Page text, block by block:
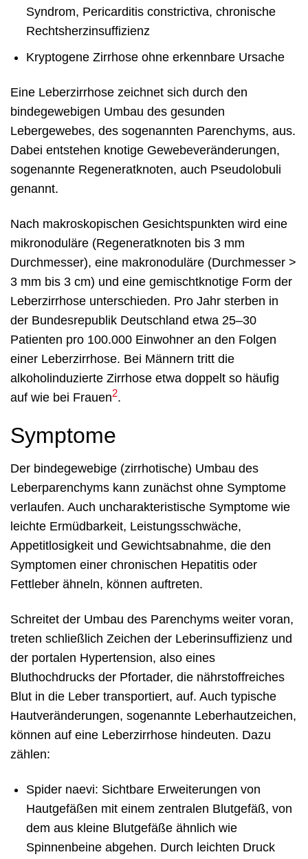
Syndrom, Pericarditis constrictiva, chronische
Rechtsherzinsuffizienz
Kryptogene Zirrhose ohne erkennbare Ursache
Eine Leberzirrhose zeichnet sich durch den
bindegewebigen Umbau des gesunden
Lebergewebes, des sogenannten Parenchyms, aus.
Dabei entstehen knotige Gewebeveränderungen,
sogenannte Regeneratknoten, auch Pseudolobuli
genannt.
Nach makroskopischen Gesichtspunkten wird eine
mikronoduläre (Regeneratknoten bis 3 mm
Durchmesser), eine makronoduläre (Durchmesser >
3 mm bis 3 cm) und eine gemischtknotige Form der
Leberzirrhose unterschieden. Pro Jahr sterben in
der Bundesrepublik Deutschland etwa 25–30
Patienten pro 100.000 Einwohner an den Folgen
einer Leberzirrhose. Bei Männern tritt die
alkoholinduzierte Zirrhose etwa doppelt so häufig
auf wie bei Frauen2.
Symptome
Der bindegewebige (zirrhotische) Umbau des
Leberparenchyms kann zunächst ohne Symptome
verlaufen. Auch uncharakteristische Symptome wie
leichte Ermüdbarkeit, Leistungsschwäche,
Appetitlosigkeit und Gewichtsabnahme, die den
Symptomen einer chronischen Hepatitis oder
Fettleber ähneln, können auftreten.
Schreitet der Umbau des Parenchyms weiter voran,
treten schließlich Zeichen der Leberinsuffizienz und
der portalen Hypertension, also eines
Bluthochdrucks der Pfortader, die nährstoffreiches
Blut in die Leber transportiert, auf. Auch typische
Hautveränderungen, sogenannte Leberhautzeichen,
können auf eine Leberzirrhose hindeuten. Dazu
zählen:
Spider naevi: Sichtbare Erweiterungen von
Hautgefäßen mit einem zentralen Blutgefäß, von
dem aus kleine Blutgefäße ähnlich wie
Spinnenbeine abgehen. Durch leichten Druck